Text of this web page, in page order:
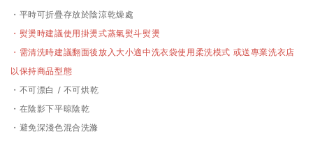
・平時可折疊存放於陰涼乾燥處
・熨燙時建議使用掛燙式蒸氣熨斗熨燙
・ 需清洗時建議翻面後放入大小適中洗衣袋使用柔洗模式 或送專業洗衣店
以保持商品型態
・不可漂白 / 不可烘乾
・在陰影下平晾陰乾
・避免深淺色混合洗滌